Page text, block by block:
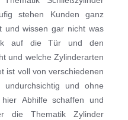
stehen Kunden ganz
und wissen gar nicht was
auf die Tür und den
und welche Zylinderarten
ist voll von verschiedenen
und ohne
Abhilfe schaffen und
die Thematik Zylinder